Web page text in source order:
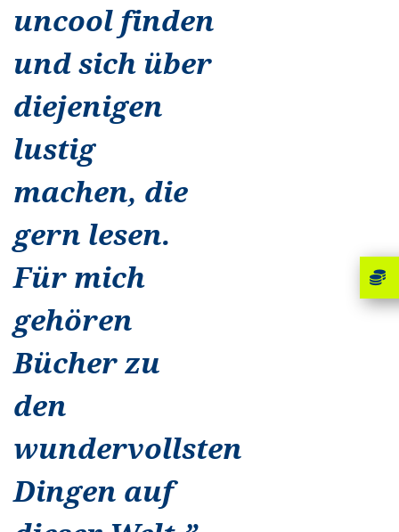
uncool finden
und sich über
diejenigen
lustig
machen, die
gern lesen.
Für mich
gehören
Bücher zu
den
wundervollsten
Dingen auf